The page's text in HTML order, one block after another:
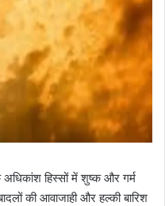
हिस्सों में शुष्क और गर्म
की आवाजाही और हल्की बारिश